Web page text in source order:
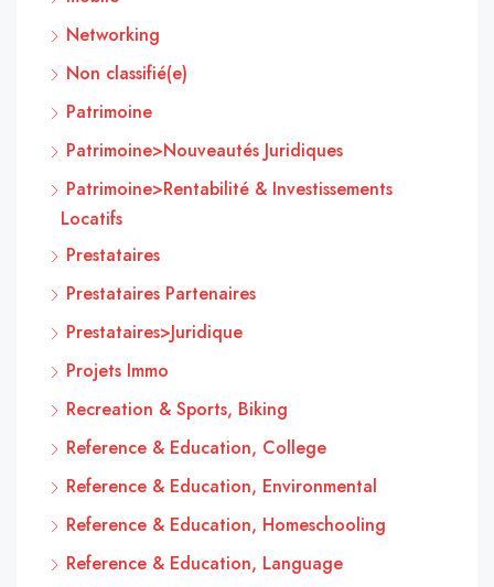
Networking
Non classifié(e)
Patrimoine
Patrimoine>Nouveautés Juridiques
Patrimoine>Rentabilité & Investissements
Locatifs
Prestataires
Prestataires Partenaires
Prestataires>Juridique
Projets Immo
Recreation & Sports, Biking
Reference & Education, College
Reference & Education, Environmental
Reference & Education, Homeschooling
Reference & Education, Language